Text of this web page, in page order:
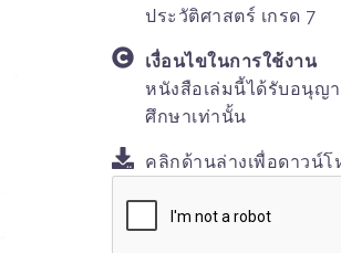
ประวัติศาสตร์ เกรด 7
เงื่อนไขในการใช้งาน
หนังสือเล่มนี้ได้รับอนุญ
ศึกษาเท่านั้น
คลิกด้านล่างเพื่อดาวน์